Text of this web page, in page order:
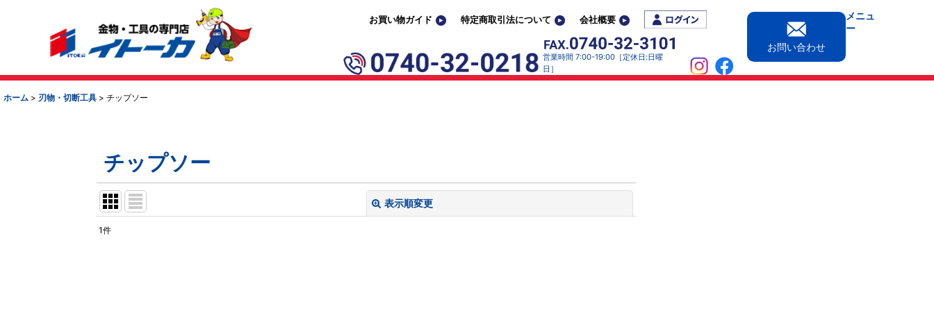
お買い物ガイド 特定商取引法について 会社概要
営業時間 7:00-19:00［定休日:日曜
日］
お問い合わせ
メニュ
ー
ホーム > 刃物・切断工具 > チップソー
チップソー
表示順変更
1件